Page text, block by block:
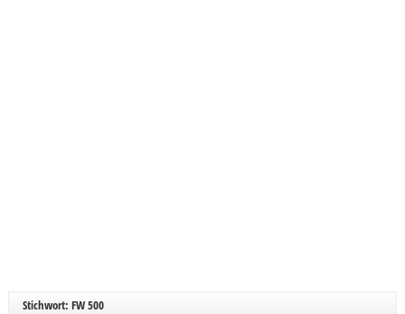
Stichwort: FW 500